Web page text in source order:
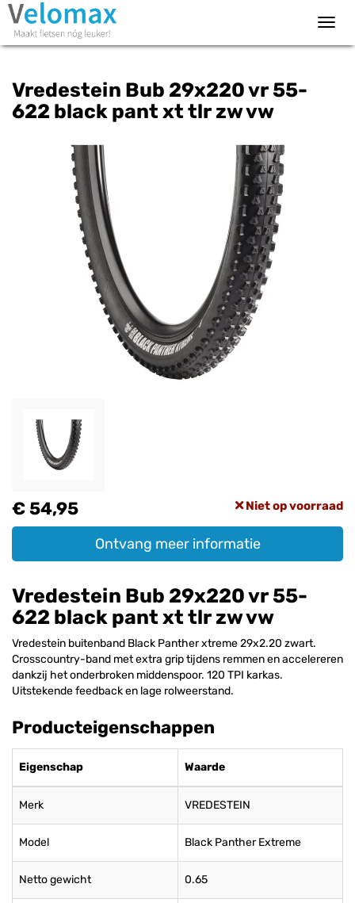
Vredestein Bub 29x220 vr 55-
622 black pant xt tlr zw vw
€ 54,95 Niet op voorraad
Ontvang meer informatie
Vredestein Bub 29x220 vr 55-
622 black pant xt tlr zw vw
Vredestein buitenband Black Panther xtreme 29x2.20 zwart.
Crosscountry-band met extra grip tijdens remmen en accelereren
dankzij het onderbroken middenspoor. 120 TPI karkas.
Uitstekende feedback en lage rolweerstand.
Producteigenschappen
Eigenschap Waarde
Merk VREDESTEIN
Model Black Panther Extreme
Netto gewicht 0.65